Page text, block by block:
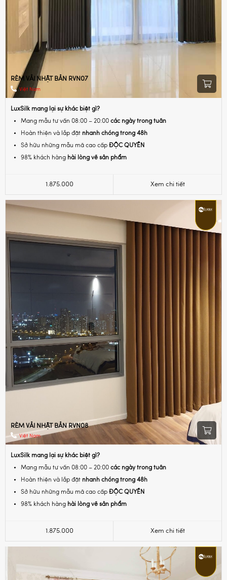
RÈM VẢI NHẬT BẢN RVN07
Việt Nam
LuxSilk mang lại sự khác biệt gì?
Mang mẫu tư vấn 08:00 – 20:00 các ngày trong tuần
Hoàn thiện và lắp đặt nhanh chóng trong 48h
Sở hữu những mẫu mã cao cấp ĐỘC QUYỀN
98% khách hàng hài lòng về sản phẩm
1.875.000 Xem chi tiết
RÈM VẢI NHẬT BẢN RVN08
Việt Nam
LuxSilk mang lại sự khác biệt gì?
Mang mẫu tư vấn 08:00 – 20:00 các ngày trong tuần
Hoàn thiện và lắp đặt nhanh chóng trong 48h
Sở hữu những mẫu mã cao cấp ĐỘC QUYỀN
98% khách hàng hài lòng về sản phẩm
1.875.000 Xem chi tiết